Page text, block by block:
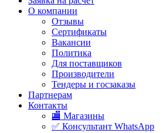
О компании
Отзывы
Сертификаты
Вакансии
Политика
Для поставщиков
Производители
Тендеры и госзаказы
Партнерам
Контакты
🏬 Магазины
✅️ Консультант WhatsApp